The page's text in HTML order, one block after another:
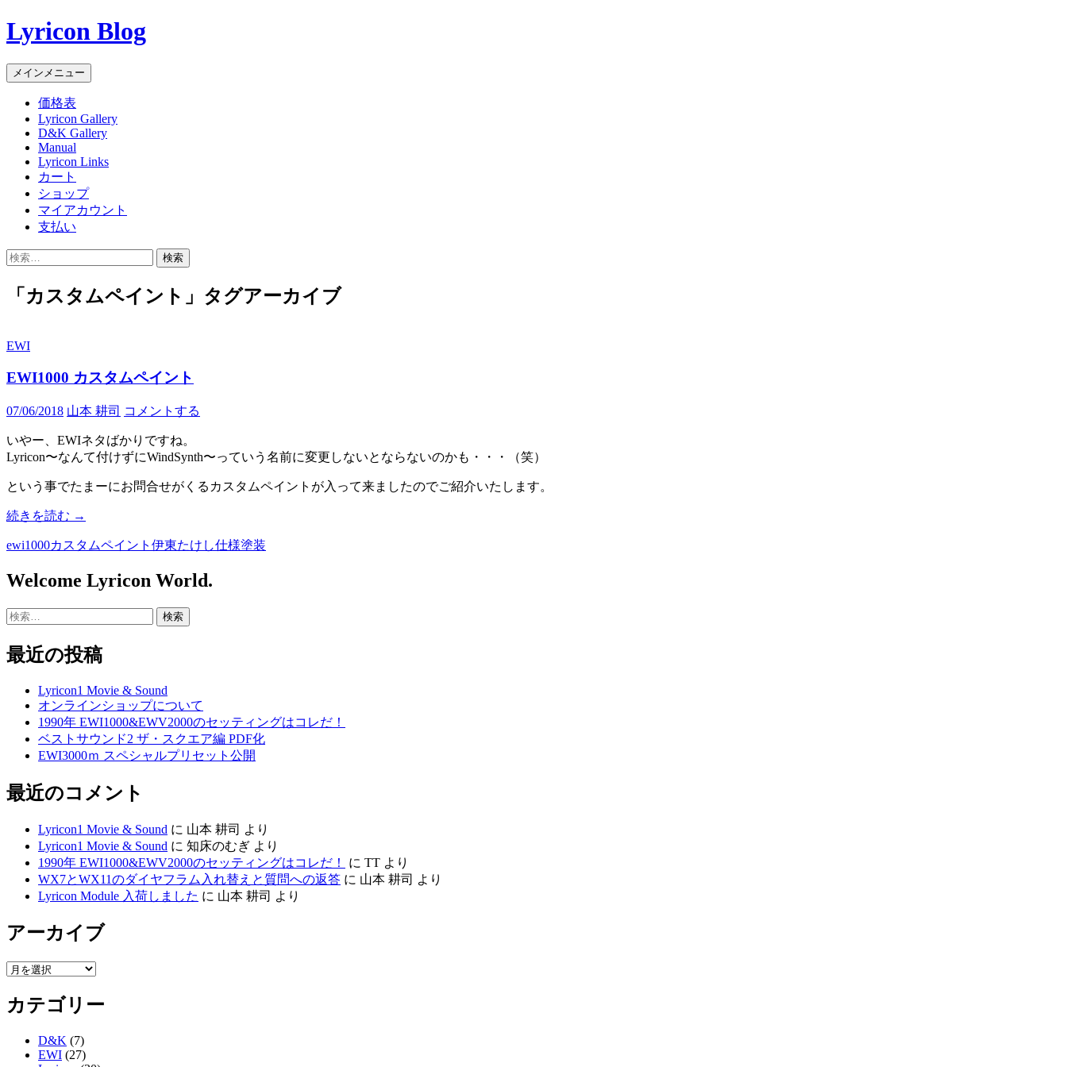
Lyricon Blog
検
索
メインメニュー コ
ン
ツ
ス
ッ
プ
価格表
Lyricon Gallery
D&K Gallery
Manual
Lyricon Links
カート
ショップ
マイアカウント
支払い
検
「カスタムペイント」タグアーカイブ
EWI
EWI1000 カスタムペイント
07/06/2018 山本 耕司 コメントする
いやー、EWIネタばかりですね。
Lyricon〜なんて付けずにWindSynth〜っていう名前に変更しないとならないのかも・・・（笑）
という事でたまーにお問合せがくるカスタムペイントが入って来ましたのでご紹介いたします。
続きを読む
EWI1000
ス
ム
イ
ン
ト
→
ewi1000カスタムペイント 伊東たけし仕様塗装
Welcome Lyricon World.
検
最近の投稿
Lyricon1 Movie & Sound
オンラインショップについて
1990年 EWI1000&EWV2000のセッティングはコレだ！
ベストサウンド2 ザ・スクエア編 PDF化
EWI3000ｍ スペシャルプリセット公開
最近のコメント
Lyricon1 Movie & Sound に 山本 耕司 より
Lyricon1 Movie & Sound に 知床のむぎ より
1990年 EWI1000&EWV2000のセッティングはコレだ！
に TT より
WX7とWX11のダイヤフラム入れ替えと質問への返答 に 山本 耕司 より
Lyricon Module 入荷しました に 山本 耕司 より
アーカイブ
ア
カ
イ
カテゴリー
D&K (7)
EWI (27)